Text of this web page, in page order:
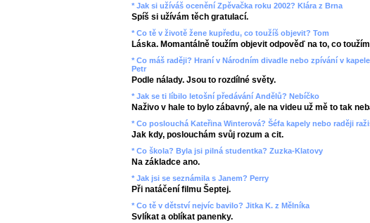
* Jak si užíváš ocenění Zpěvačka roku 2002? Klára z Brna
Spíš si užívám těch gratulací.
* Co tě v životě žene kupředu, co toužíš objevit? Tom
Láska. Momantálně toužím objevit odpověď na to, co
* Co máš raději? Hraní v Národním divadle nebo zpívání v
Petr
Podle nálady. Jsou to rozdílné světy.
* Jak se ti líbilo letošní předávání Andělů? Nebíčko
Naživo v hale to bylo zábavný, ale na videu už mě to tak
* Co poslouchá Kateřina Winterová? Šéfa kapely nebo raději
Jak kdy, poslouchám svůj rozum a cit.
* Co škola? Byla jsi pilná studentka? Zuzka-Klatovy
Na základce ano.
* Jak jsi se seznámila s Janem? Perry
Při natáčení filmu Šeptej.
* Co tě v dětství nejvíc bavilo? Jitka K. z Mělníka
Svlíkat a oblíkat panenky.